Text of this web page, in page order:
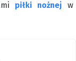
piłki nożnej w